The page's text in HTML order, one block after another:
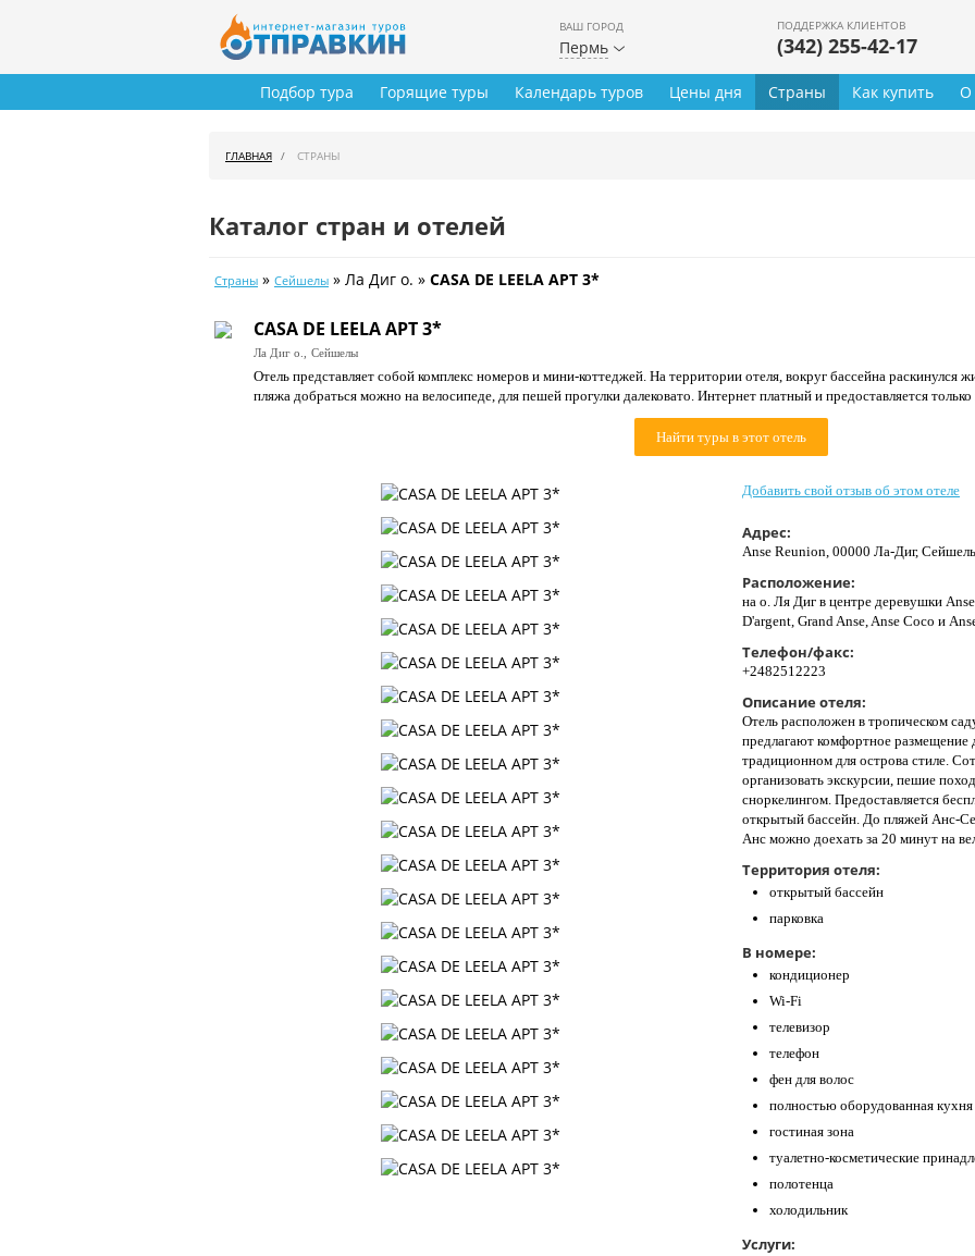
ВАШ ГОРОД
Пермь
ПОДДЕРЖКА КЛИЕНТОВ
(342) 255-42-17
Подбор тура Горящие туры Календарь туров Цены дня Страны Как купить О
ГЛАВНАЯ СТРАНЫ
Каталог стран и отелей
Страны » Сейшелы » Ла Диг о. » CASA DE LEELA APT 3*
CASA DE LEELA APT 3*
Ла Диг о., Сейшелы
Отель представляет собой комплекс номеров и мини-коттеджей. На территории отеля, вокруг бассейна раскинулся
пляжа добраться можно на велосипеде, для пешей прогулки далековато. Интернет платный и предоставляется
Найти туры в этот отель
Добавить свой отзыв об этом отеле
Адрес:
Anse Reunion, 00000 Ла-Диг,
Расположение:
на о. Ля Диг в центре деревушки
D'argent, Grand Anse, Anse Coco и
Телефон/факс:
+2482512223
Описание отеля:
Отель расположен в тропическом
предлагают комфортное
традиционном для острова стиле.
организовать экскурсии, пешие
сноркелингом. Предоставляется
открытый бассейн. До пляжей Анс-
Анс можно доехать за 20 минут на
Территория отеля:
открытый бассейн
парковка
В номере:
кондиционер
Wi-Fi
телевизор
телефон
фен для волос
полностью оборудованная кухня
гостиная зона
туалетно-косметические
полотенца
холодильник
Услуги: